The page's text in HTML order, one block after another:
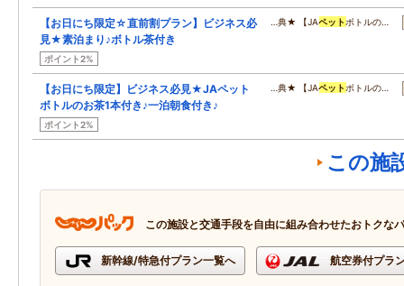
【お日にち限定☆直前割プラン】ビジネス必
見★素泊まり♪ボトル茶付き
ポイント2%
…典★ 【JAペット ボトルの…
【お日にち限定】ビジネス必見★JAペット
ボトルのお茶1本付き♪一泊朝食付き♪
ポイント2%
…典★ 【JAペット ボトルの…
この施
この施設と交通手段を自由に組み合わせたおトクな
新幹線/特急付プラン一覧へ 航空券付プラ